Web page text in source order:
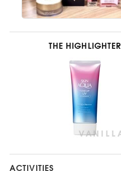
THE HIGHLIGHTER
ACTIVITIES